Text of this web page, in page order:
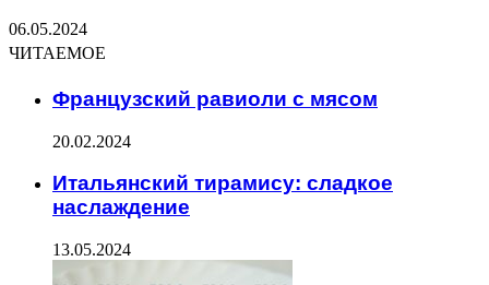
06.05.2024
ЧИТАЕМОЕ
Французский равиоли с мясом
20.02.2024
Итальянский тирамису: сладкое
наслаждение
13.05.2024